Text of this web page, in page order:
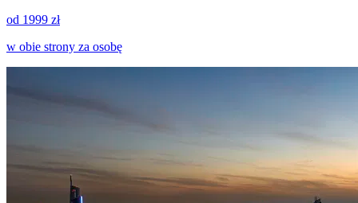
od 1999 zł
w obie strony za osobę